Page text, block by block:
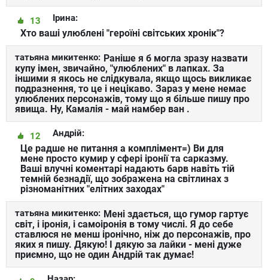
Ірина:
13
Хто ваші улюблені "героїні світських хронік"?
татьяна микитенко: Раніше я б могла зразу назвати
купу імен, звичайно, "улюблених" в лапках. За
іншими я якось не слідкувала, якщо щось викликає
подразнення, то це і нецікаво. Зараз у мене немає
улюблених персонажів, тому що я більше пишу про
явища. Ну, Камалія - май намбер ван .
Андрій:
12
Це радше не питання а комплімент=) Ви для
мене просто кумир у сфері іронії та сарказму.
Ваші влучні коментарі надають барв навіть тій
темній безнадії, що зображена на світлинах з
різноманітних "елітних заходах"
татьяна микитенко: Мені здається, що гумор гартує
світ, і іронія, і самоіронія в тому числі. Я до себе
ставлюся не менш іронічно, ніж до персонажів, про
яких я пишу. Дякую! І дякую за лайки - мені дуже
приємно, що не один Андрій так думає!